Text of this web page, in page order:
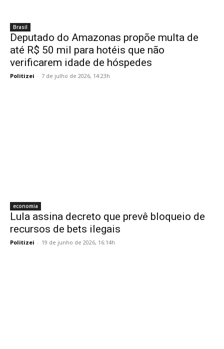
Brasil
Deputado do Amazonas propõe multa de
até R$ 50 mil para hotéis que não
verificarem idade de hóspedes
Politizei - 7 de julho de 2026, 14:23h
economia
Lula assina decreto que prevê bloqueio de
recursos de bets ilegais
Politizei - 19 de junho de 2026, 16:14h